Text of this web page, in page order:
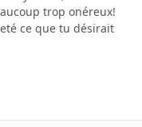
trop onéreux!
ce que tu désirait